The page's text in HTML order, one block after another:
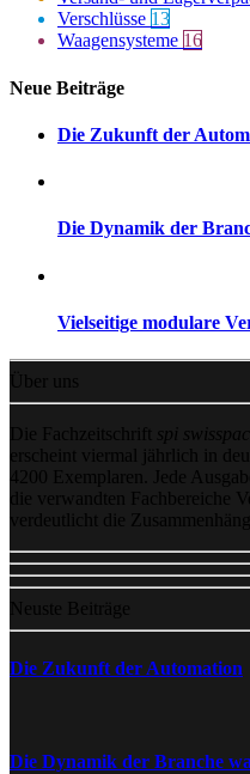
Verschlüsse 13
Waagensysteme 16
Neue Beiträge
Die Zukunft der
Die Dynamik der
Vielseitige modulare
Über uns
Die Fachzeitschrift
spi
erscheint viermal jährlich in
4200 Exemplaren. Jede
die verwandten Fachbereiche
verdeutlicht die
Neuste Beiträge
Die Zukunft der Automation
Die Dynamik der Branche